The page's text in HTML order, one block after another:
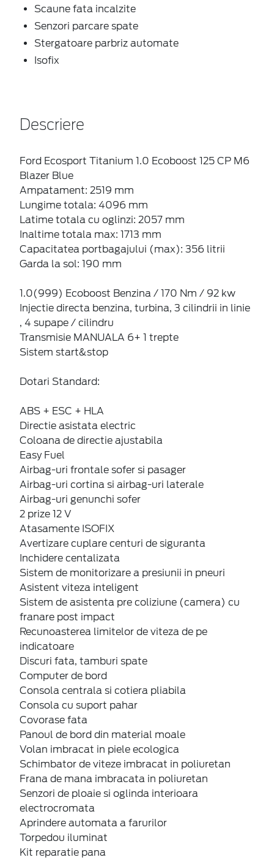
Scaune fata incalzite
Senzori parcare spate
Stergatoare parbriz automate
Isofix
Descriere
Ford Ecosport Titanium 1.0 Ecoboost 125 CP M6
Blazer Blue
Ampatament: 2519 mm
Lungime totala: 4096 mm
Latime totala cu oglinzi: 2057 mm
Inaltime totala max: 1713 mm
Capacitatea portbagajului (max): 356 litrii
Garda la sol: 190 mm
1.0(999) Ecoboost Benzina / 170 Nm / 92 kw
Injectie directa benzina, turbina, 3 cilindrii in linie
, 4 supape / cilindru
Transmisie MANUALA 6+ 1 trepte
Sistem start&stop
Dotari Standard:
ABS + ESC + HLA
Directie asistata electric
Coloana de directie ajustabila
Easy Fuel
Airbag-uri frontale sofer si pasager
Airbag-uri cortina si airbag-uri laterale
Airbag-uri genunchi sofer
2 prize 12 V
Atasamente ISOFIX
Avertizare cuplare centuri de siguranta
Inchidere centalizata
Sistem de monitorizare a presiunii in pneuri
Asistent viteza inteligent
Sistem de asistenta pre coliziune (camera) cu
franare post impact
Recunoasterea limitelor de viteza de pe
indicatoare
Discuri fata, tamburi spate
Computer de bord
Consola centrala si cotiera pliabila
Consola cu suport pahar
Covorase fata
Panoul de bord din material moale
Volan imbracat in piele ecologica
Schimbator de viteze imbracat in poliuretan
Frana de mana imbracata in poliuretan
Senzori de ploaie si oglinda interioara
electrocromata
Aprindere automata a farurilor
Torpedou iluminat
Kit reparatie pana